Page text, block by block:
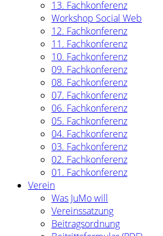
13. Fachkonferenz
Workshop Social Web
12. Fachkonferenz
11. Fachkonferenz
10. Fachkonferenz
09. Fachkonferenz
08. Fachkonferenz
07. Fachkonferenz
06. Fachkonferenz
05. Fachkonferenz
04. Fachkonferenz
03. Fachkonferenz
02. Fachkonferenz
01. Fachkonferenz
Verein
Was JuMo will
Vereinssatzung
Beitragsordnung